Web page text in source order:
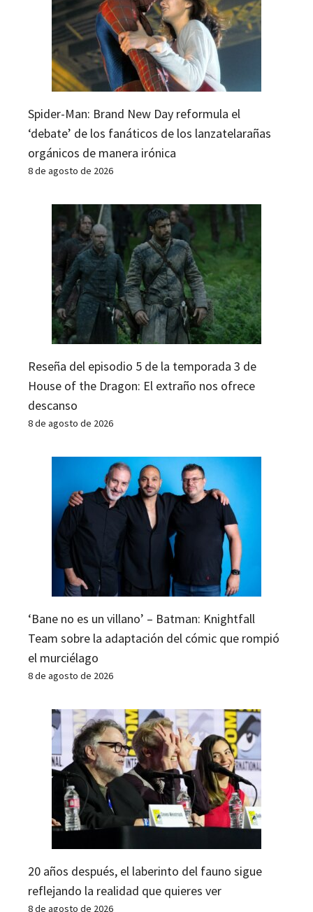
Spider-Man: Brand New Day reformula el
‘debate’ de los fanáticos de los lanzatelarañas
orgánicos de manera irónica
8 de agosto de 2026
Reseña del episodio 5 de la temporada 3 de
House of the Dragon: El extraño nos ofrece
descanso
8 de agosto de 2026
‘Bane no es un villano’ – Batman: Knightfall
Team sobre la adaptación del cómic que rompió
el murciélago
8 de agosto de 2026
20 años después, el laberinto del fauno sigue
reflejando la realidad que quieres ver
8 de agosto de 2026